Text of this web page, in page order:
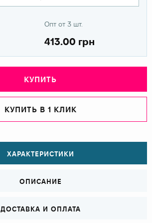
Опт от 3 шт.
413.00 грн
КУПИТЬ
КУПИТЬ В 1 КЛИК
ХАРАКТЕРИСТИКИ
ОПИСАНИЕ
ДОСТАВКА И ОПЛАТА